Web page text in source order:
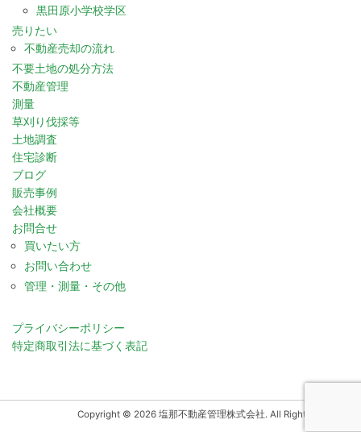
黒田原小学校学区
売りたい
不動産売却の流れ
不要土地の処分方法
不動産管理
測量
草刈り伐採等
土地調査
住宅診断
ブログ
販売事例
会社概要
お問合せ
買いたい方
お問い合わせ
管理・測量・その他
プライバシーポリシー
特定商取引法に基づく表記
Copyright © 2026 塩那不動産管理株式会社. All Rights Reserved.